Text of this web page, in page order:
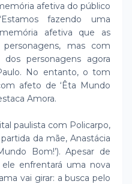
afetiva do público
fazendo uma
afetiva que as
mas com
personagens agora
No entanto, o tom
afeto de ‘Êta Mundo
Amora.
paulista com Policarpo,
da mãe, Anastácia
Bom!’). Apesar de
enfrentará uma nova
vai girar: a busca pelo